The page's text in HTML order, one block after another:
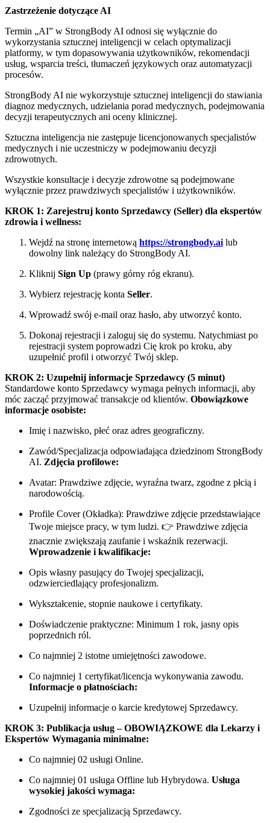
Zastrzeżenie dotyczące AI
Termin „AI” w StrongBody AI odnosi się wyłącznie do
wykorzystania sztucznej inteligencji w celach optymalizacji
platformy, w tym dopasowywania użytkowników, rekomendacji
usług, wsparcia treści, tłumaczeń językowych oraz automatyzacji
procesów.
StrongBody AI nie wykorzystuje sztucznej inteligencji do stawiania
diagnoz medycznych, udzielania porad medycznych, podejmowania
decyzji terapeutycznych ani oceny klinicznej.
Sztuczna inteligencja nie zastępuje licencjonowanych specjalistów
medycznych i nie uczestniczy w podejmowaniu decyzji
zdrowotnych.
Wszystkie konsultacje i decyzje zdrowotne są podejmowane
wyłącznie przez prawdziwych specjalistów i użytkowników.
KROK 1: Zarejestruj konto Sprzedawcy (Seller) dla ekspertów
zdrowia i wellness:
Wejdź na stronę internetową https://strongbody.ai lub
dowolny link należący do StrongBody AI.
Kliknij Sign Up (prawy górny róg ekranu).
Wybierz rejestrację konta Seller.
Wprowadź swój e-mail oraz hasło, aby utworzyć konto.
Dokonaj rejestracji i zaloguj się do systemu. Natychmiast po
rejestracji system poprowadzi Cię krok po kroku, aby
uzupełnić profil i otworzyć Twój sklep.
KROK 2: Uzupełnij informacje Sprzedawcy (5 minut)
Standardowe konto Sprzedawcy wymaga pełnych informacji, aby
móc zacząć przyjmować transakcje od klientów. Obowiązkowe
informacje osobiste:
Imię i nazwisko, płeć oraz adres geograficzny.
Zawód/Specjalizacja odpowiadająca dziedzinom StrongBody
AI. Zdjęcia profilowe:
Avatar: Prawdziwe zdjęcie, wyraźna twarz, zgodne z płcią i
narodowością.
Profile Cover (Okładka): Prawdziwe zdjęcie przedstawiające
Twoje miejsce pracy, w tym ludzi. 👉 Prawdziwe zdjęcia
znacznie zwiększają zaufanie i wskaźnik rezerwacji.
Wprowadzenie i kwalifikacje:
Opis własny pasujący do Twojej specjalizacji,
odzwierciedlający profesjonalizm.
Wykształcenie, stopnie naukowe i certyfikaty.
Doświadczenie praktyczne: Minimum 1 rok, jasny opis
poprzednich ról.
Co najmniej 2 istotne umiejętności zawodowe.
Co najmniej 1 certyfikat/licencja wykonywania zawodu.
Informacje o płatnościach:
Uzupełnij informacje o karcie kredytowej Sprzedawcy.
KROK 3: Publikacja usług – OBOWIĄZKOWE dla Lekarzy i
Ekspertów Wymagania minimalne:
Co najmniej 02 usługi Online.
Co najmniej 01 usługa Offline lub Hybrydowa. Usługa
wysokiej jakości wymaga:
Zgodności ze specjalizacją Sprzedawcy.